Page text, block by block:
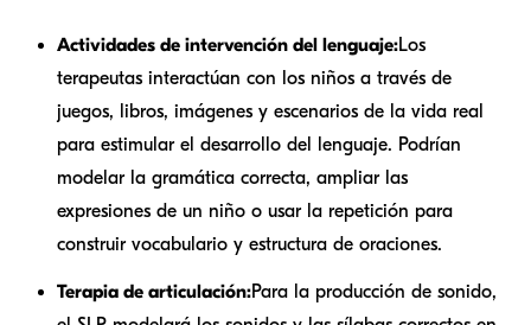
Actividades de intervención del lenguaje:Los
terapeutas interactúan con los niños a través de
juegos, libros, imágenes y escenarios de la vida real
para estimular el desarrollo del lenguaje. Podrían
modelar la gramática correcta, ampliar las
expresiones de un niño o usar la repetición para
construir vocabulario y estructura de oraciones.
Terapia de articulación:Para la producción de sonido,